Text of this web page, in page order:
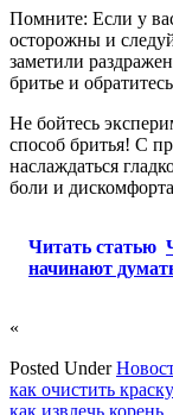
Помните: Если у
осторожны и
заметили
бритье и
Не бойтесь
способ бритья! С
наслаждаться
боли и
Читать статью
начинают
«
Posted Under
Навигация
как очистить